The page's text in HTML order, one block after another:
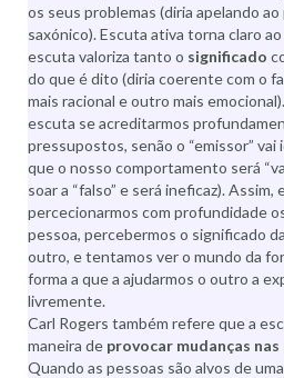
os seus problemas (diria apelando
saxónico). Escuta ativa torna claro
escuta valoriza tanto o significado
do que é dito (diria coerente com o
mais racional e outro mais
escuta se acreditarmos
pressupostos, senão o “emissor”
que o nosso comportamento será
soar a “falso” e será ineficaz).
percecionarmos com profundidade
pessoa, percebermos o significado
outro, e tentamos ver o mundo da
forma a que a ajudarmos o outro a
livremente.
Carl Rogers também refere que a
maneira de provocar mudanças nas
Quando as pessoas são alvos de